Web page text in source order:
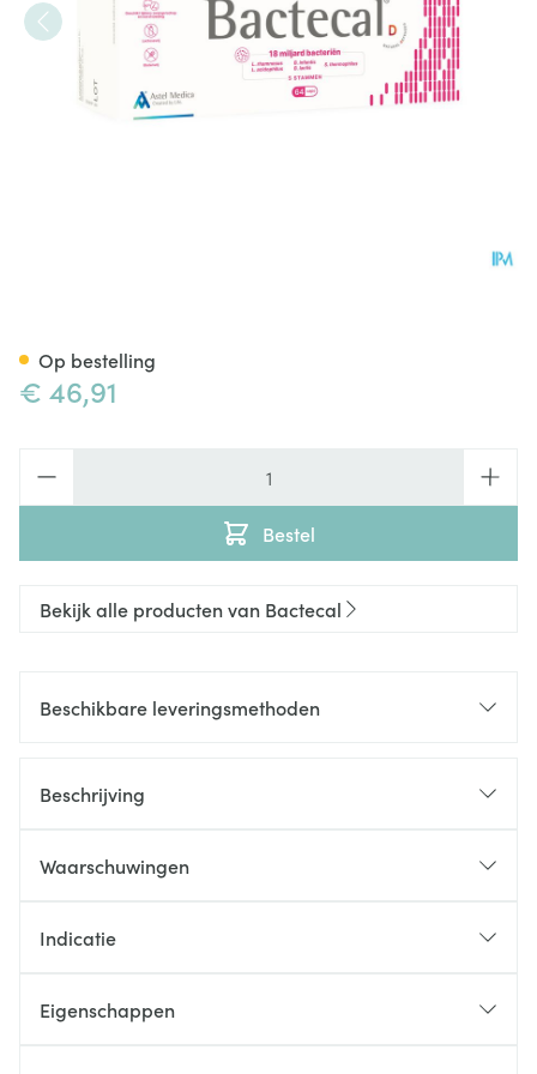
€ 46,91
Bestel
Op bestelling
Bekijk alle producten van Bactecal
Beschikbare leveringsmethoden
Beschrijving
Waarschuwingen
Indicatie
Eigenschappen